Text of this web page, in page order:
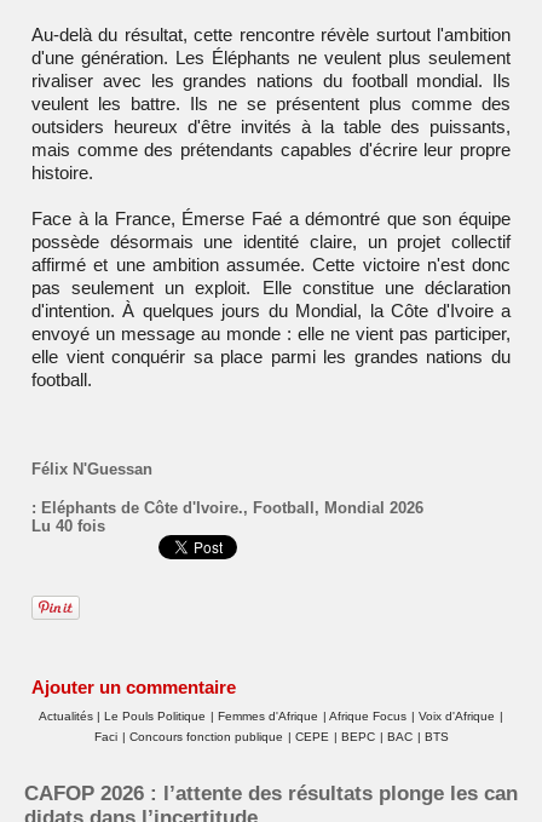
Au-delà du résultat, cette rencontre révèle surtout l'ambition
d'une génération. Les Éléphants ne veulent plus seulement
rivaliser avec les grandes nations du football mondial. Ils
veulent les battre. Ils ne se présentent plus comme des
outsiders heureux d'être invités à la table des puissants,
mais comme des prétendants capables d'écrire leur propre
histoire.
Face à la France, Émerse Faé a démontré que son équipe
possède désormais une identité claire, un projet collectif
affirmé et une ambition assumée. Cette victoire n'est donc
pas seulement un exploit. Elle constitue une déclaration
d'intention. À quelques jours du Mondial, la Côte d'Ivoire a
envoyé un message au monde : elle ne vient pas participer,
elle vient conquérir sa place parmi les grandes nations du
football.
Félix N'Guessan
: Eléphants de Côte d'Ivoire., Football , Mondial 2026
Lu 40 fois
Ajouter un commentaire
Actualités | Le Pouls Politique | Femmes d'Afrique | Afrique Focus | Voix d'Afrique |
Faci | Concours fonction publique | CEPE | BEPC | BAC | BTS
CAFOP 2026 : l’attente des résultats plonge les can